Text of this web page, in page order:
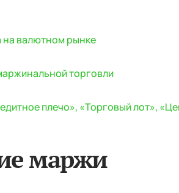
на валютном рынке
торговли
плечо», «Торговый лот»,
маржи